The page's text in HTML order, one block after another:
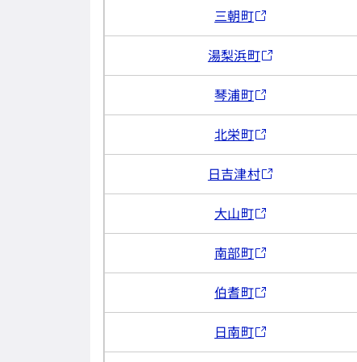
三朝町
湯梨浜町
琴浦町
北栄町
日吉津村
大山町
南部町
伯耆町
日南町